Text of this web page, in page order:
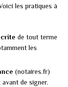
les pratiques à
de tout terme
les
(notaires.fr)
de signer.